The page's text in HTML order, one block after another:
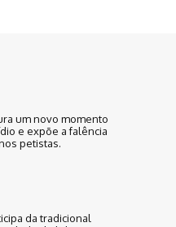
um novo momento
e expõe a falência
petistas.
da tradicional